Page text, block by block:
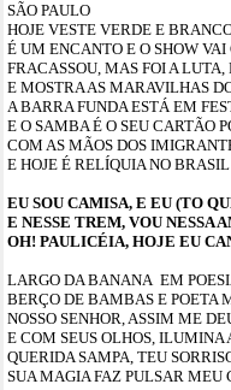
SÃO PAULO
HOJE VESTE VERDE E
É UM ENCANTO E O SHOW
FRACASSOU, MAS FOI A
E MOSTRA AS MARAVILHAS
A BARRA FUNDA ESTÁ EM
E O SAMBA É O SEU CARTÃO
COM AS MÃOS DOS
E HOJE É RELÍQUIA NO BRASIL
EU SOU CAMISA, E EU (TO
E NESSE TREM, VOU NESSA
OH! PAULICÉIA, HOJE EU
LARGO DA BANANA EM
BERÇO DE BAMBAS E POETA
NOSSO SENHOR, ASSIM ME
E COM SEUS OLHOS, ILUMINA
QUERIDA SAMPA, TEU
SUA MAGIA FAZ PULSAR MEU